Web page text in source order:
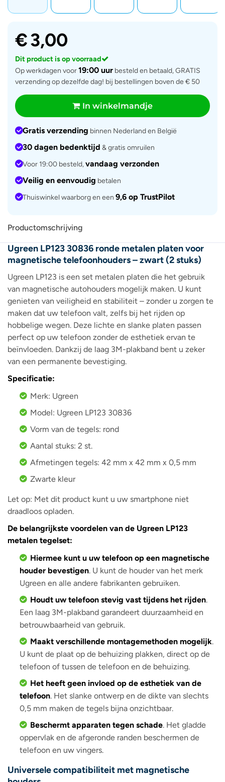
€3,00
Dit product is op voorraad
Op werkdagen voor19:00 uur besteld en betaald, GRATIS
verzending op dezelfde dag! bij bestellingen boven de € 50
In winkelmandje
Gratis verzending binnen Nederland en België
30 dagen bedenktijd & gratis omruilen
Voor 19:00 besteld,vandaag verzonden
Veilig en eenvoudig betalen
Thuiswinkel waarborg en een 9,6 op TrustPilot
Productomschrijving
Ugreen LP123 30836 ronde metalen platen voor
magnetische telefoonhouders – zwart (2 stuks)
Ugreen LP123 is een set metalen platen die het gebruik
van magnetische autohouders mogelijk maken. U kunt
genieten van veiligheid en stabiliteit – zonder u zorgen te
maken dat uw telefoon valt, zelfs bij het rijden op
hobbelige wegen. Deze lichte en slanke platen passen
perfect op uw telefoon zonder de esthetiek ervan te
beïnvloeden. Dankzij de laag 3M-plakband bent u zeker
van een permanente bevestiging.
Specificatie:
Merk: Ugreen
Model: Ugreen LP123 30836
Vorm van de tegels: rond
Aantal stuks: 2 st.
Afmetingen tegels: 42 mm x 42 mm x 0,5 mm
Zwarte kleur
Let op: Met dit product kunt u uw smartphone niet
draadloos opladen.
De belangrijkste voordelen van de Ugreen LP123
metalen tegelset:
Hiermee kunt u uw telefoon op een magnetische
houder bevestigen. U kunt de houder van het merk
Ugreen en alle andere fabrikanten gebruiken.
Houdt uw telefoon stevig vast tijdens het rijden.
Een laag 3M-plakband garandeert duurzaamheid en
betrouwbaarheid van gebruik.
Maakt verschillende montagemethoden mogelijk.
U kunt de plaat op de behuizing plakken, direct op de
telefoon of tussen de telefoon en de behuizing.
Het heeft geen invloed op de esthetiek van de
telefoon. Het slanke ontwerp en de dikte van slechts
0,5 mm maken de tegels bijna onzichtbaar.
Beschermt apparaten tegen schade. Het gladde
oppervlak en de afgeronde randen beschermen de
telefoon en uw vingers.
Universele compatibiliteit met magnetische